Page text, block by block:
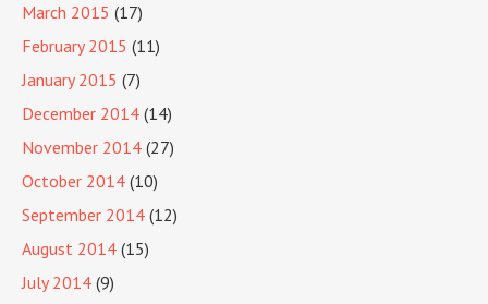
March 2015 (17)
February 2015 (11)
January 2015 (7)
December 2014 (14)
November 2014 (27)
October 2014 (10)
September 2014 (12)
August 2014 (15)
July 2014 (9)